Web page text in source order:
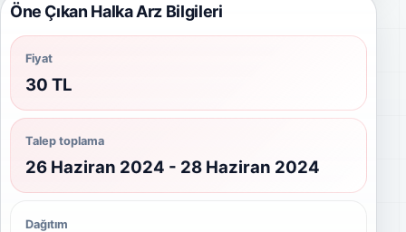
Öne Çıkan Halka Arz Bilgileri
Fiyat
30 TL
Talep toplama
26 Haziran 2024 - 28 Haziran 2024
Dağıtım